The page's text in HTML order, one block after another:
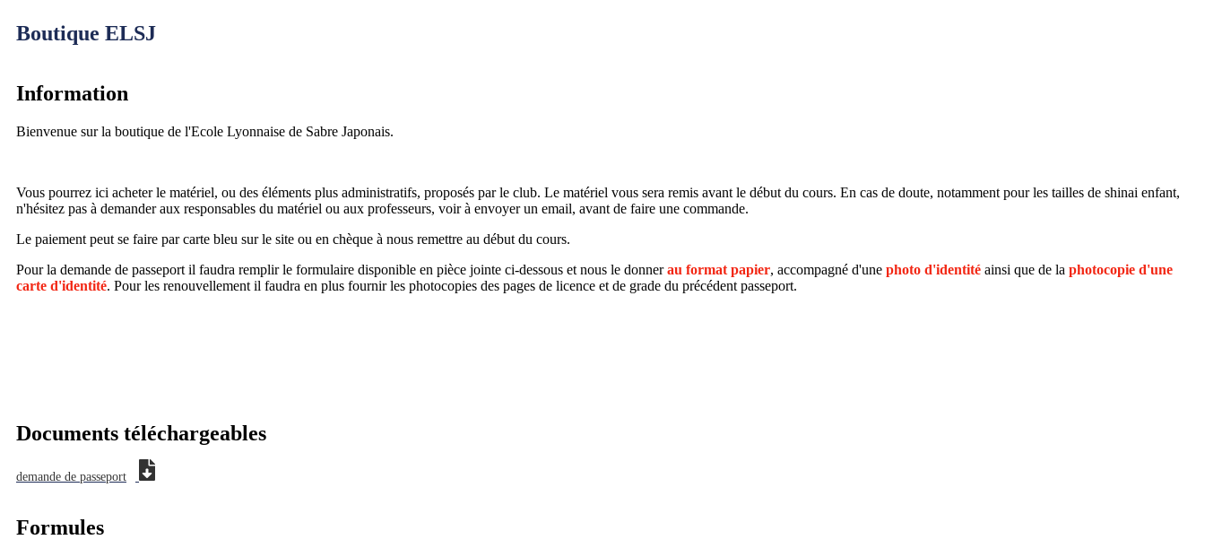
Boutique ELSJ
Information
Bienvenue sur la boutique de l'Ecole Lyonnaise de Sabre Japonais.
Vous pourrez ici acheter le matériel, ou des éléments plus administratifs, proposés par le club. Le matériel vous sera remis avant le début du cours. En cas de doute, notamment pour les tailles de shinai enfant,
n'hésitez pas à demander aux responsables du matériel ou aux professeurs, voir à envoyer un email, avant de faire une commande.
Le paiement peut se faire par carte bleu sur le site ou en chèque à nous remettre au début du cours.
Pour la demande de passeport il faudra remplir le formulaire disponible en pièce jointe ci-dessous et nous le donnerau format papier, accompagné d'une photo d'identité ainsi que de la photocopie d'une
carte d'identité. Pour les renouvellement il faudra en plus fournir les photocopies des pages de licence et de grade du précédent passeport.
Documents téléchargeables
demande de passeport
Formules